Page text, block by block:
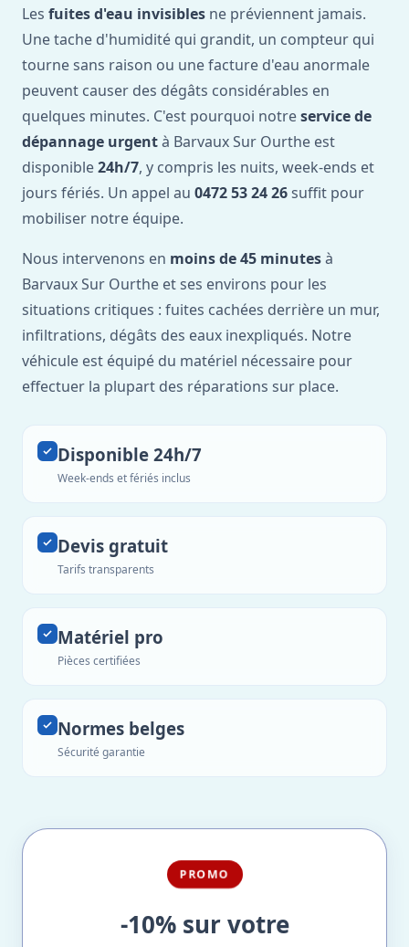
Les fuites d'eau invisibles ne préviennent jamais.
Une tache d'humidité qui grandit, un compteur qui
tourne sans raison ou une facture d'eau anormale
peuvent causer des dégâts considérables en
quelques minutes. C'est pourquoi notreservice de
dépannage urgentà Barvaux Sur Ourthe est
disponible24h/7, y compris les nuits, week-ends et
jours fériés. Un appel au 0472 53 24 26 suffit pour
mobiliser notre équipe.
Nous intervenons en moins de 45 minutesà
Barvaux Sur Ourthe et ses environs pour les
situations critiques : fuites cachées derrière un mur,
infiltrations, dégâts des eaux inexpliqués. Notre
véhicule est équipé du matériel nécessaire pour
effectuer la plupart des réparations sur place.
Disponible 24h/7
Week-ends et fériés inclus
Devis gratuit
Tarifs transparents
Matériel pro
Pièces certifiées
Normes belges
Sécurité garantie
PROMO
-10% sur votre